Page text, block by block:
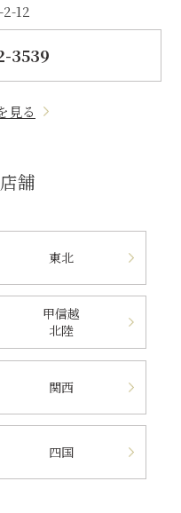
12
3539
見る
舗
東北
甲信越
北陸
関西
四国